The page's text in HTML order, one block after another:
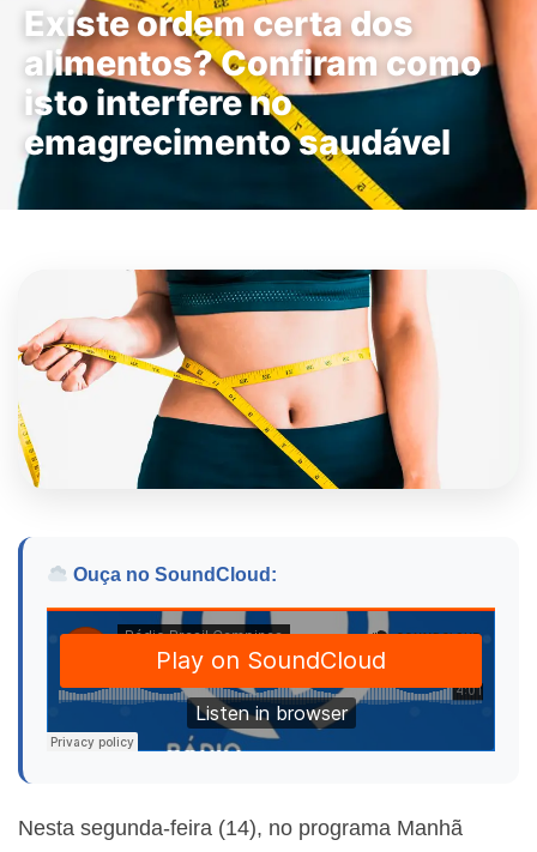
Existe ordem certa dos
alimentos? Confiram como
isto interfere no
emagrecimento saudável
Ouça no SoundCloud:
Nesta segunda-feira (14), no programa Manhã